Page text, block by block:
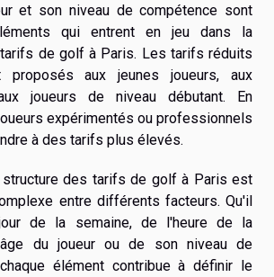
et son niveau de compétence sont
qui entrent en jeu dans la
de golf à Paris. Les tarifs réduits
proposés aux jeunes joueurs, aux
joueurs de niveau débutant. En
expérimentés ou professionnels
à des tarifs plus élevés.
structure des tarifs de golf à Paris est
entre différents facteurs. Qu'il
de la semaine, de l'heure de la
du joueur ou de son niveau de
élément contribue à définir le